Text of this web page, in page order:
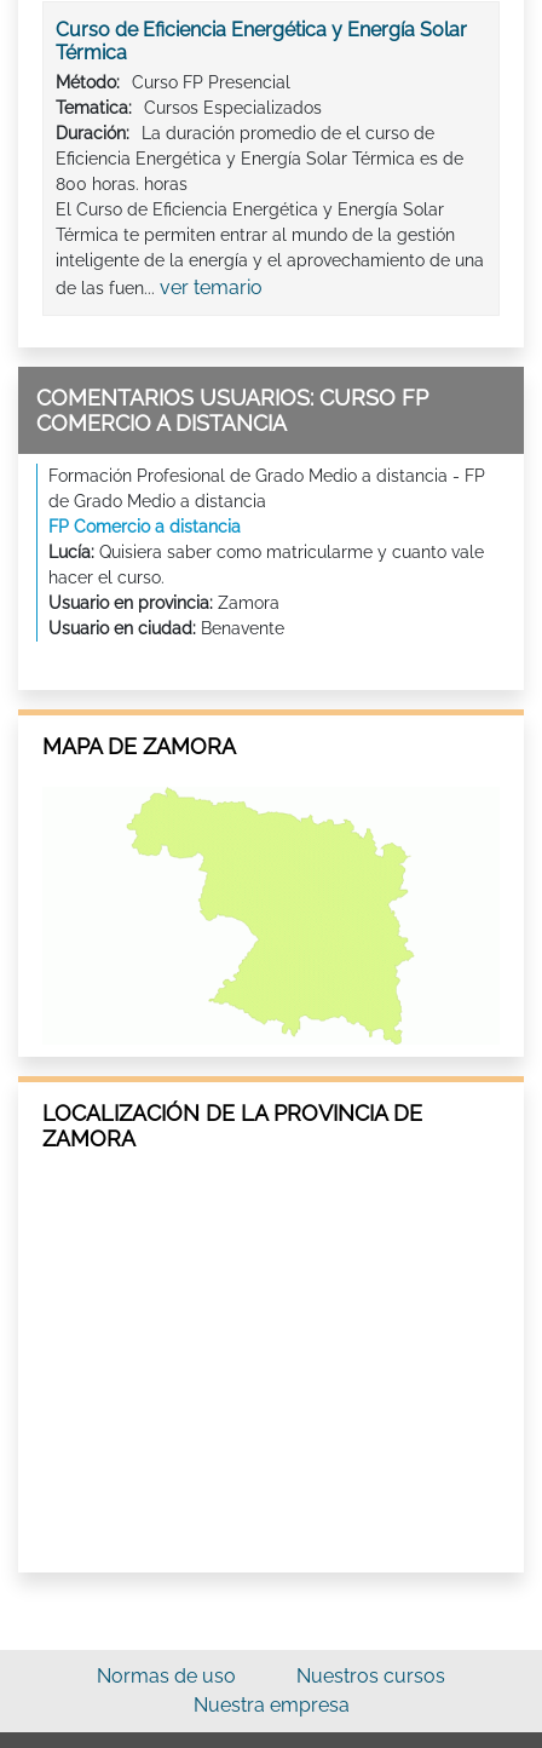
Curso de Eficiencia Energética y Energía Solar
Térmica
Método:
Curso FP Presencial
Tematica:
Cursos Especializados
Duración:
La duración promedio de el curso de
Eficiencia Energética y Energía Solar Térmica es de
800 horas. horas
El Curso de Eficiencia Energética y Energía Solar
Térmica te permiten entrar al mundo de la gestión
inteligente de la energía y el aprovechamiento de una
de las fuen... ver temario
COMENTARIOS USUARIOS: CURSO FP
COMERCIO A DISTANCIA
Formación Profesional de Grado Medio a distancia - FP
de Grado Medio a distancia
FP Comercio a distancia
Lucía: Quisiera saber como matricularme y cuanto vale
hacer el curso.
Usuario en provincia: Zamora
Usuario en ciudad: Benavente
MAPA DE ZAMORA
LOCALIZACIÓN DE LA PROVINCIA DE
ZAMORA
Normas de uso
Nuestros cursos
Nuestra empresa